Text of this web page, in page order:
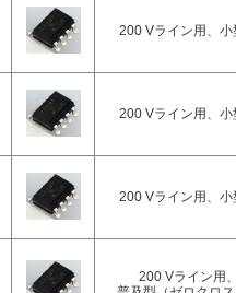
200 Vライン用、小
200 Vライン用、小
200 Vライン用、小
200 Vライン用